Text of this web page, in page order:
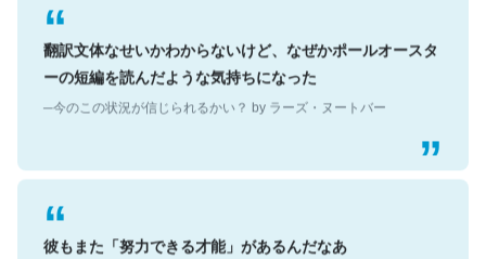
翻訳文体なせいかわからないけど、なぜかポールオースタ
ーの短編を読んだような気持ちになった
─今のこの状況が信じられるかい？ by ラーズ・ヌートバー
彼もまた「努力できる才能」があるんだなあ